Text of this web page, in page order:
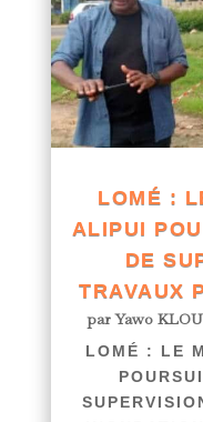
LOMÉ :
ALIPUI
DE
TRAVAUX
parYawo
LOMÉ : LE